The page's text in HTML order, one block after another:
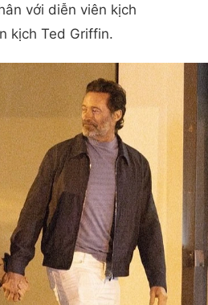
với diễn viên kịch
kịch Ted Griffin.